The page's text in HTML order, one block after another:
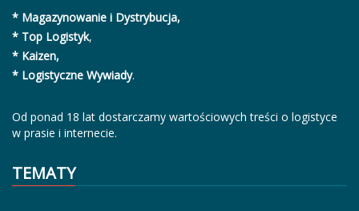
* Magazynowanie i Dystrybucja,
* Top Logistyk,
* Kaizen,
* Logistyczne Wywiady.
Od ponad 18 lat dostarczamy wartościowych treści o logistyce
w prasie i internecie.
TEMATY